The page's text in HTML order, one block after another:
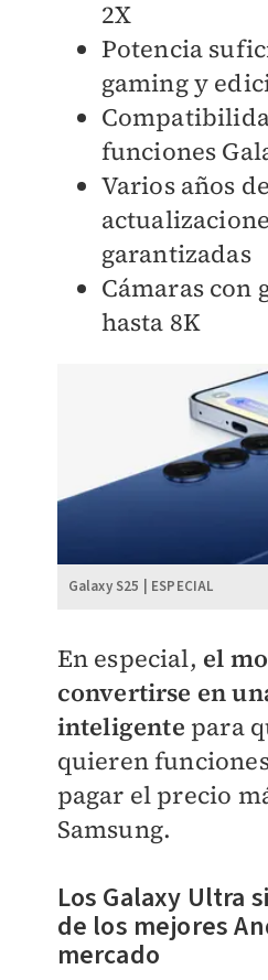
2X
Potencia
gaming y
funciones
Varios años de
garantizadas
Cámaras con
hasta 8K
Galaxy S25 | ESPECIAL
En especial, el
convertirse en
inteligente para
quieren
pagar el precio
Samsung.
Los Galaxy Ultra
de los mejores
mercado